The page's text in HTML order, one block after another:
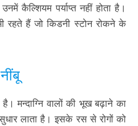
कैल्शियम पर्याप्त नहीं होता है।
हैं जो किडनी स्टोन रोकने के
मन्दाग्नि वालों की भूख बढ़ाने का
लाता है। इसके रस से रोगों को